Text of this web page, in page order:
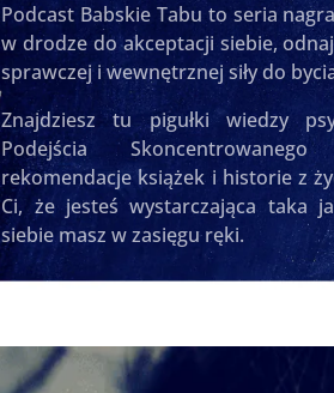
Podcast Babskie Tabu to seria
w drodze do akceptacji siebie,
sprawczej i wewnętrznej siły do
Znajdziesz tu pigułki wiedzy
Podejścia
rekomendacje książek i historie z
Ci, że jesteś wystarczająca taka
siebie masz w zasięgu ręki.